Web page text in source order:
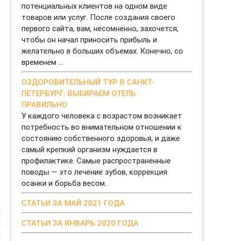
потенциальных клиентов на одном виде
товаров или услуг. После создания своего
первого сайта, вам, несомненно, захочется,
чтобы он начал приносить прибыль и
желательно в больших объемах. Конечно, со
временем ...
ОЗДОРОВИТЕЛЬНЫЙ ТУР В САНКТ-
ПЕТЕРБУРГ: ВЫБИРАЕМ ОТЕЛЬ
ПРАВИЛЬНО
У каждого человека с возрастом возникает
потребность во внимательном отношении к
состоянию собственного здоровья, и даже
самый крепкий организм нуждается в
профилактике. Самые распространенные
поводы — это лечение зубов, коррекция
осанки и борьба весом.
СТАТЬИ ЗА МАЙ 2021 ГОДА
СТАТЬИ ЗА ЯНВАРЬ 2020 ГОДА